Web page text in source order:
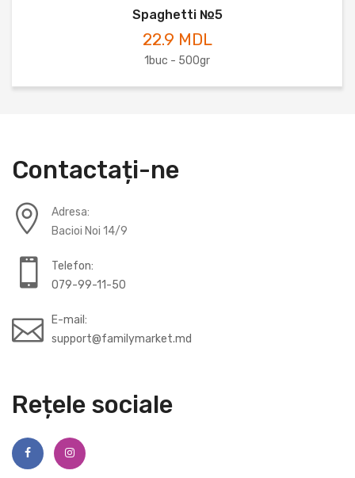
Spaghetti №5
22.9 MDL
1buc - 500gr
Rețele sociale
Contactați-ne
Adresa:
Bacioi Noi 14/9
Telefon:
079-99-11-50
E-mail:
support@familymarket.md